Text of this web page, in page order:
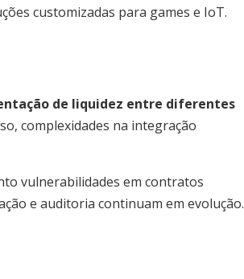
customizadas para games e IoT.
de liquidez entre diferentes
complexidades na integração
vulnerabilidades em contratos
e auditoria continuam em evolução.